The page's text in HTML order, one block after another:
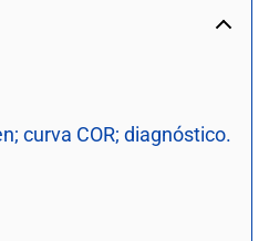
curva COR; diagnóstico.